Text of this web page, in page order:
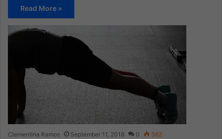
Read More »
Clementina Ramos September 11, 2018 0 362